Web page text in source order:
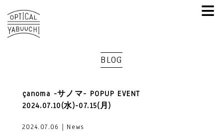
≡
BLOG
çanoma -サノマ- POPUP EVENT
2024.07.10(水)-07.15(月)
2024.07.06｜News